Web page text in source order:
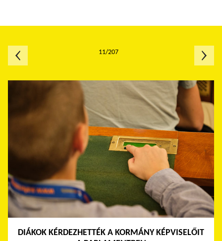
DIÁKOK KÉRDEZHETTÉK A KORMÁNY KÉPVISELŐIT
11/207